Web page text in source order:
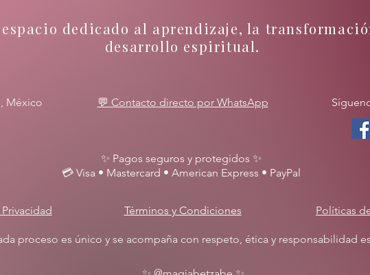
espacio dedicado al aprendizaje, la
desarrollo espiritual.
México 💬 Contacto directo por WhatsApp
✨ Pagos seguros y protegidos ✨
💳 Visa • Mastercard • American Express • PayPal
Términos y Condiciones Políticas
proceso es único y se acompaña con respeto, ética y responsabilidad